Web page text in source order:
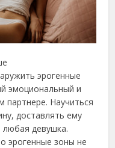
эрогенные
эмоциональный и
партнере. Научиться
доставлять ему
девушка.
эрогенные зоны не